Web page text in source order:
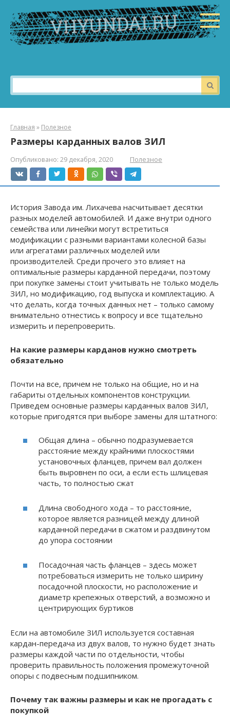
контенту
Поиск:
Главная » Полезное
Размеры карданных валов ЗИЛ
Опубликовано: 29 декабря, 2020 Полезное
История Завода им. Лихачева насчитывает десятки
разных моделей автомобилей. И даже внутри одного
семейства или линейки могут встретиться
модификации с разными вариантами колесной базы
или агрегатами различных моделей или
производителей. Среди прочего это влияет на
оптимальные размеры карданной передачи, поэтому
при покупке замены стоит учитывать не только модель
ЗИЛ, но модификацию, год выпуска и комплектацию. А
что делать, когда точных данных нет – только самому
внимательно отнестись к вопросу и все тщательно
измерить и перепроверить.
На какие размеры карданов нужно смотреть
обязательно
Почти на все, причем не только на общие, но и на
габариты отдельных компонентов конструкции.
Приведем основные размеры карданных валов ЗИЛ,
которые пригодятся при выборе замены для штатного:
Общая длина – обычно подразумевается
расстояние между крайними плоскостями
установочных фланцев, причем вал должен
быть выровнен по оси, а если есть шлицевая
часть, то полностью сжат
Длина свободного хода – то расстояние,
которое является разницей между длиной
карданной передачи в сжатом и раздвинутом
до упора состоянии
Посадочная часть фланцев – здесь может
потребоваться измерить не только ширину
посадочной плоскости, но расположение и
диаметр крепежных отверстий, а возможно и
центрирующих буртиков
Если на автомобиле ЗИЛ используется составная
кардан-передача из двух валов, то нужно будет знать
размеры каждой части по отдельности, чтобы
проверить правильность положения промежуточной
опоры с подвесным подшипником.
Почему так важны размеры и как не прогадать с
покупкой